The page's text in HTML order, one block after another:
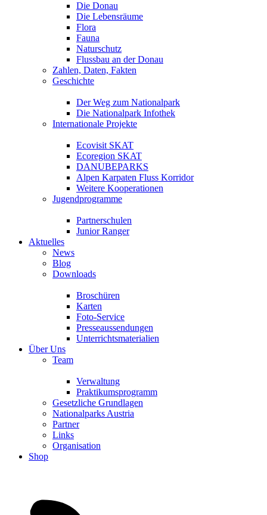
Die Donau
Die Lebensräume
Flora
Fauna
Naturschutz
Flussbau an der Donau
Zahlen, Daten, Fakten
Geschichte
Der Weg zum Nationalpark
Die Nationalpark Infothek
Internationale Projekte
Ecovisit SKAT
Ecoregion SKAT
DANUBEPARKS
Alpen Karpaten Fluss Korridor
Weitere Kooperationen
Jugendprogramme
Partnerschulen
Junior Ranger
Aktuelles
News
Blog
Downloads
Broschüren
Karten
Foto-Service
Presseaussendungen
Unterrichtsmaterialien
Über Uns
Team
Verwaltung
Praktikumsprogramm
Gesetzliche Grundlagen
Nationalparks Austria
Partner
Links
Organisation
Shop